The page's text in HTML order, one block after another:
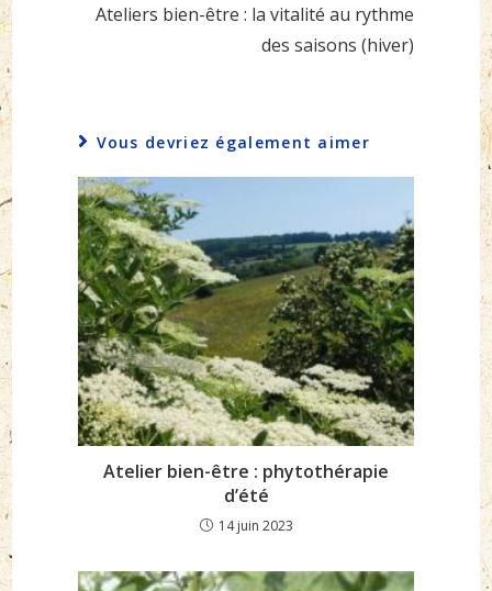
Ateliers bien-être : la vitalité au rythme
des saisons (hiver)
Vous devriez également aimer
Atelier bien-être : phytothérapie
d’été
14 juin 2023